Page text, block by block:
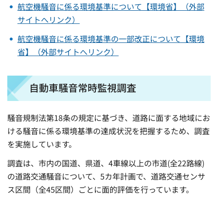
航空機騒音に係る環境基準について【環境省】（外部
サイトへリンク）
航空機騒音に係る環境基準の一部改正について【環境
省】（外部サイトへリンク）
自動車騒音常時監視調査
騒音規制法第18条の規定に基づき、道路に面する地域にお
ける騒音に係る環境基準の達成状況を把握するため、調査
を実施しています。
調査は、市内の国道、県道、4車線以上の市道(全22路線)
の道路交通騒音について、5カ年計画で、道路交通センサ
ス区間（全45区間）ごとに面的評価を行っています。